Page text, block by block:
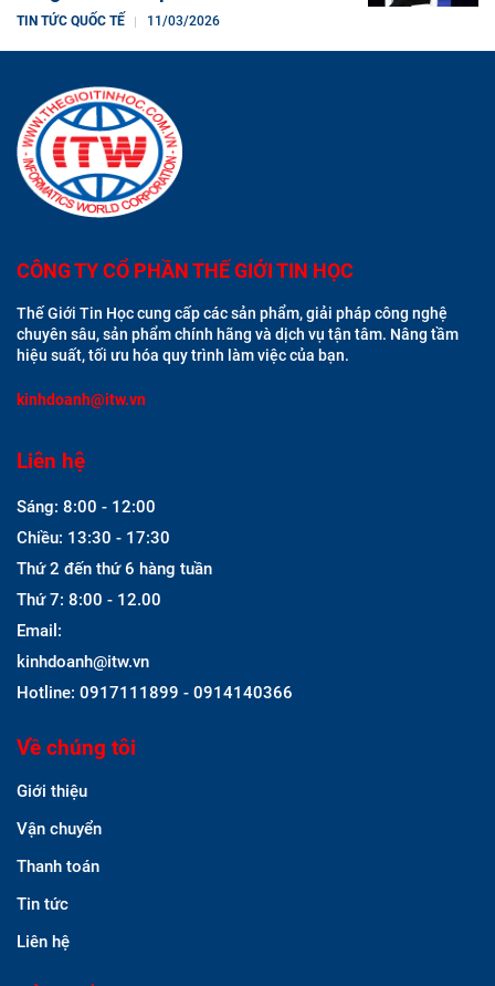
TIN TỨC QUỐC TẾ 11/03/2026
CÔNG TY CỔ PHẦN THẾ GIỚI TIN HỌC
Thế Giới Tin Học cung cấp các sản phẩm, giải pháp công nghệ
chuyên sâu, sản phẩm chính hãng và dịch vụ tận tâm. Nâng tầm
hiệu suất, tối ưu hóa quy trình làm việc của bạn.
kinhdoanh@itw.vn
Liên hệ
Sáng: 8:00 - 12:00
Chiều: 13:30 - 17:30
Thứ 2 đến thứ 6 hàng tuần
Thứ 7: 8:00 - 12.00
Email:
kinhdoanh@itw.vn
Hotline: 0917111899 - 0914140366
Về chúng tôi
Giới thiệu
Vận chuyển
Thanh toán
Tin tức
Liên hệ